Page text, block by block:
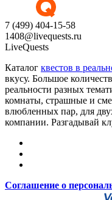
7 (499) 404-15-58
1408@livequests.ru
LiveQuests
Каталог квестов в
вкусу. Большое
реальности разных
комнаты, страшные и
влюбленных пар, для
компании. Разгадывай
Соглашение о